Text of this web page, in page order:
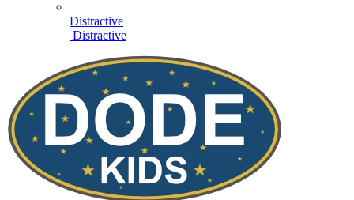
Distractive
Distractive